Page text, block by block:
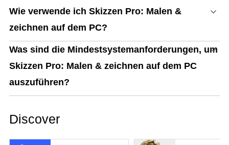
Wie verwende ich Skizzen Pro: Malen &
zeichnen auf dem PC?
Was sind die Mindestsystemanforderungen, um
Skizzen Pro: Malen & zeichnen auf dem PC
auszuführen?
Discover